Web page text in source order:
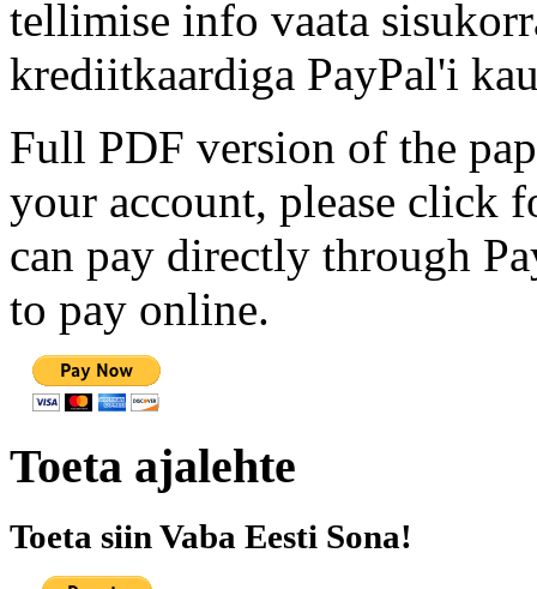
tellimise info vaata
krediitkaardiga PayPal'i
Full PDF version of the
your account, please click
can pay directly through
to pay online.
Toeta ajalehte
Toeta siin Vaba Eesti Sona!